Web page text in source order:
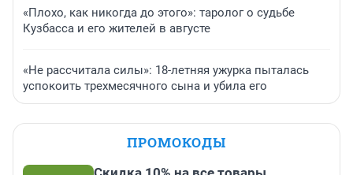
«Плохо, как никогда до этого»: таролог о судьбе
Кузбасса и его жителей в августе
«Не рассчитала силы»: 18-летняя ужурка пыталась
успокоить трехмесячного сына и убила его
ПРОМОКОДЫ